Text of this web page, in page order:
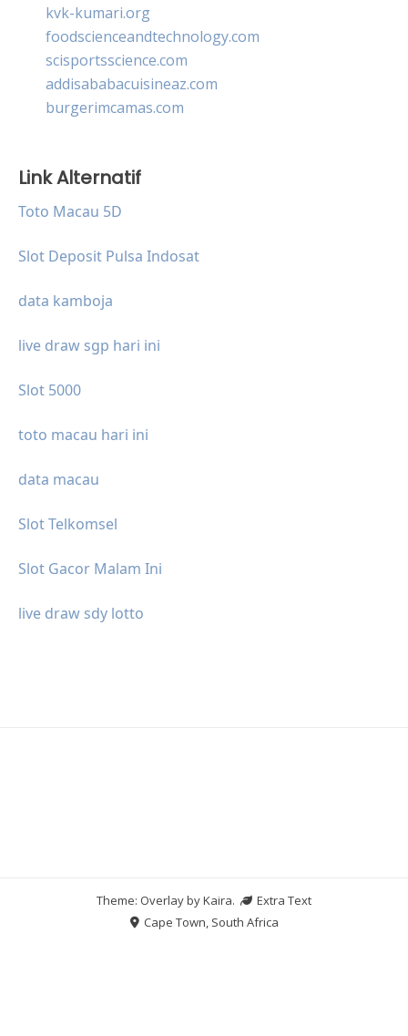
kvk-kumari.org
foodscienceandtechnology.com
scisportsscience.com
addisababacuisineaz.com
burgerimcamas.com
Link Alternatif
Toto Macau 5D
Slot Deposit Pulsa Indosat
data kamboja
live draw sgp hari ini
Slot 5000
toto macau hari ini
data macau
Slot Telkomsel
Slot Gacor Malam Ini
live draw sdy lotto
Theme: Overlay byKaira.
Extra Text
Cape Town, South Africa